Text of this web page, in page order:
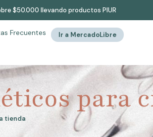
$50.000 llevando productos PIUR
Frecuentes Ir a MercadoLibre
para
tienda